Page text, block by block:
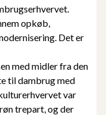
opkøb,
Det er
med midler fra den
til dambrug med
var
trepart, og der